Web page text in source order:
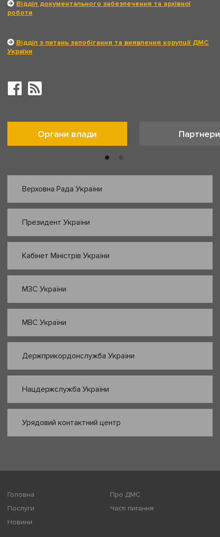
Відділ документального забезпечення та архівної
роботи
Відділ з питань запобігання та виявлення корупції ДМС
України
Органи влади Партнери
Верховна Рада України
Президент України
Кабінет Міністрів України
МЗС України
МВС України
Держприкордонслужба України
Нацдержслужба України
Урядовий контактний центр
Головна
Про ДМС
Послуги
Часті питання
Новини